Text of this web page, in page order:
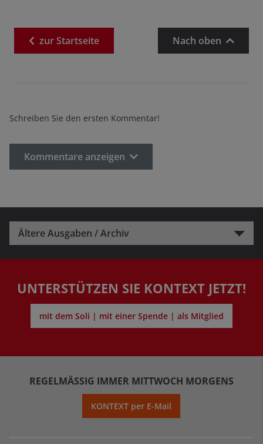
zurStartseite Nach oben
Schreiben Sie den ersten Kommentar!
Kommentare anzeigen
Ältere Ausgaben / Archiv
UNTERSTÜTZEN SIE KONTEXT JETZT!
mit dem Soli | mit einer Spende | als Mitglied
REGELMÄSSIG IMMER MITTWOCH MORGENS
KONTEXT per E-Mail